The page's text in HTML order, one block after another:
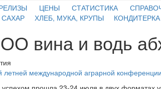
ЦЕНЫ СТАТИСТИКА
САХАР ХЛЕБ, МУКА, КРУПЫ КОНДИТЕРКА
вина и водь
летней международной аграрной